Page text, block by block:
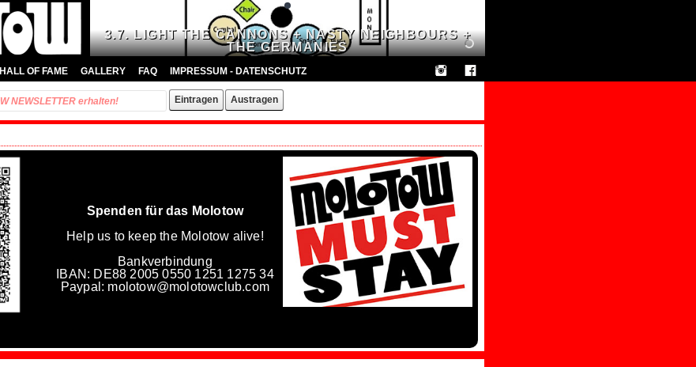
HALL OF FAME GALLERY FAQ IMPRESSUM - DATENSCHUTZ
Spenden für das Molotow
Help us to keep the Molotow alive!
Bankverbindung
IBAN: DE88 2005 0550 1251 1275 34
Paypal: molotow@molotowclub.com
3.7. LIGHT THE CANNONS + NASTY NEIGHBOURS +
THE GERMANIES